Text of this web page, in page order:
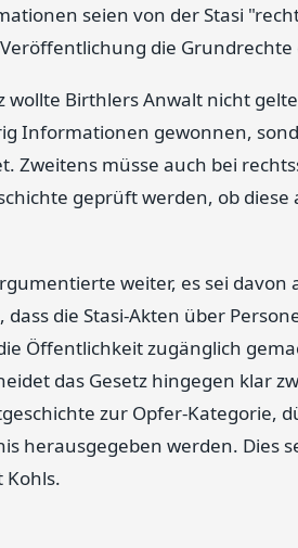
seien von der Stasi
die Grundrechte
Birthlers Anwalt nicht
Informationen gewonnen,
Zweitens müsse auch bei
geprüft werden, ob diese
weiter, es sei davon
die Stasi-Akten über
Öffentlichkeit zugänglich
das Gesetz hingegen klar
zur Opfer-Kategorie,
herausgegeben werden. Dies
Kohls.